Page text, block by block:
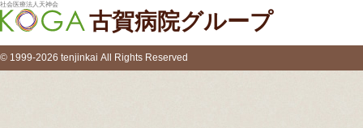
社会医療法人天神会
古賀病院グループ
© 1999-2026 tenjinkai All Rights Reserved